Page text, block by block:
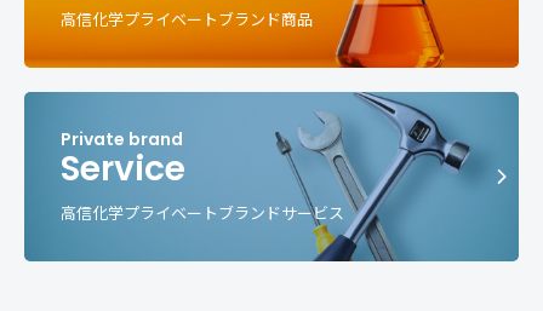
高信化学プライベートブランド商品
Service
高信化学プライベートブランドサービス